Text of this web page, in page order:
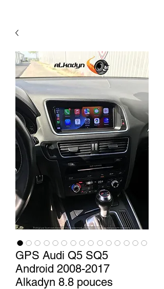
GPS Audi Q5 SQ5
Android 2008-2017
Alkadyn 8.8 pouces